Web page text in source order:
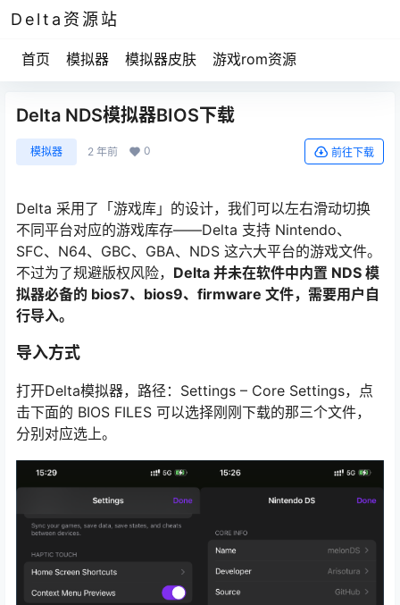
Delta资源站
首页 模拟器 模拟器皮肤 游戏rom资源
Delta NDS模拟器BIOS下载
模拟器 2 年前 0 前往下载
Delta 采用了「游戏库」的设计，我们可以左右滑动切换
不同平台对应的游戏库存——Delta 支持 Nintendo、
SFC、N64、GBC、GBA、NDS 这六大平台的游戏文件。
不过为了规避版权风险， Delta 并未在软件中内置 NDS 模
拟器必备的 bios7、bios9、firmware 文件，需要用户自
行导入。
导入方式
打开Delta模拟器，路径：Settings – Core Settings，点
击下面的 BIOS FILES 可以选择刚刚下载的那三个文件，
分别对应选上。